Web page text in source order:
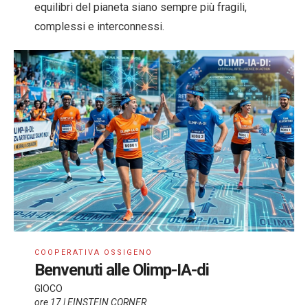
equilibri del pianeta siano sempre più fragili,
complessi e interconnessi.
COOPERATIVA OSSIGENO
Benvenuti alle Olimp-IA-di
GIOCO
ore 17 | EINSTEIN CORNER